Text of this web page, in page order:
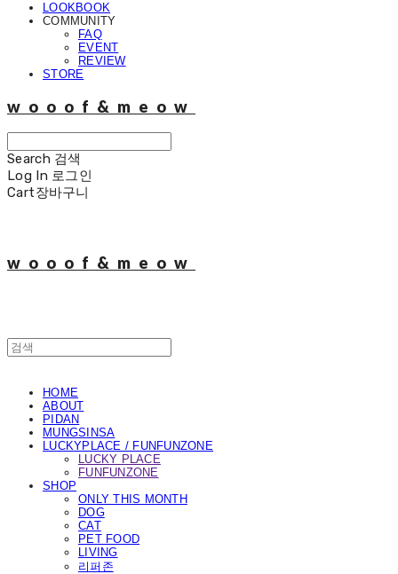
LOOKBOOK
COMMUNITY
FAQ
EVENT
REVIEW
STORE
wooof&meow
Search 검색
Log In 로그인
Cart장바구니
wooof&meow
HOME
ABOUT
PIDAN
MUNGSINSA
LUCKYPLACE / FUNFUNZONE
LUCKY PLACE
FUNFUNZONE
SHOP
ONLY THIS MONTH
DOG
CAT
PET FOOD
LIVING
리퍼존